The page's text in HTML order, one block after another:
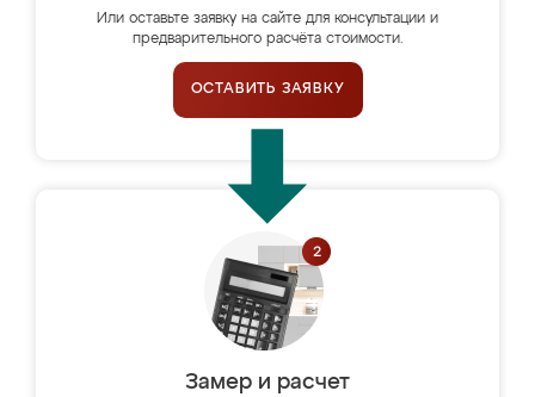
Или оставьте заявку на сайте для консультации и
предварительного расчёта стоимости.
ОСТАВИТЬ ЗАЯВКУ
Замер и расчет